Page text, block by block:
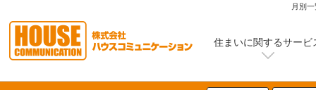
月別
住まいに関するサービ